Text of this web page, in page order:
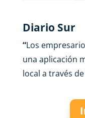
Diario Sur
“Los
una aplicación
local a través